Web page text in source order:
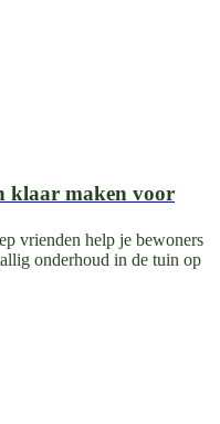
klaar maken voor
vrienden help je bewoners
onderhoud in de tuin op